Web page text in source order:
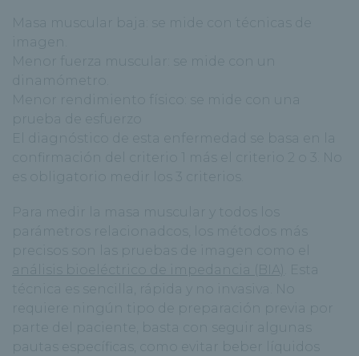
Masa muscular baja: se mide con técnicas de
imagen.
Menor fuerza muscular: se mide con un
dinamómetro.
Menor rendimiento físico: se mide con una
prueba de esfuerzo
El diagnóstico de esta enfermedad se basa en la
confirmación del criterio 1 más el criterio 2 o 3. No
es obligatorio medir los 3 criterios.
Para medir la masa muscular y todos los
parámetros relacionadcos, los métodos más
precisos son las pruebas de imagen como el
análisis bioeléctrico de impedancia (BIA)
. Esta
técnica es sencilla, rápida y no invasiva. No
requiere ningún tipo de preparación previa por
parte del paciente, basta con seguir algunas
pautas específicas, como evitar beber líquidos